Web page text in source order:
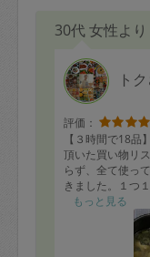
30代 女性より
ト
評価：
【３時間で18品
頂いた買い物リ
らず、全て使っ
きました。１つ
族四人がお腹い
れだけの品数と
供が小さいので
が、とっても美
もっと見る